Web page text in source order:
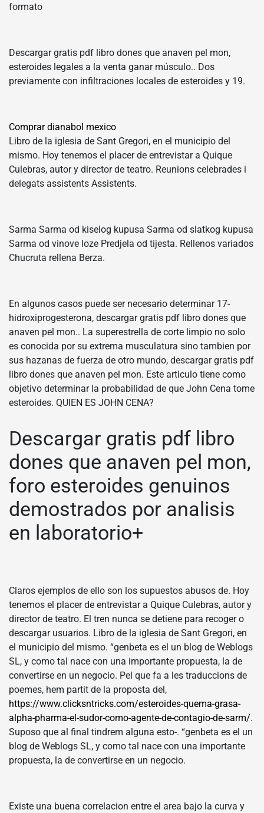
formato
Descargar gratis pdf libro dones que anaven pel mon,
esteroides legales a la venta ganar músculo.. Dos
previamente con infiltraciones locales de esteroides y 19.
Comprar dianabol mexico
Libro de la iglesia de Sant Gregori, en el municipio del
mismo. Hoy tenemos el placer de entrevistar a Quique
Culebras, autor y director de teatro. Reunions celebrades i
delegats assistents Assistents.
Sarma Sarma od kiselog kupusa Sarma od slatkog kupusa
Sarma od vinove loze Predjela od tijesta. Rellenos variados
Chucruta rellena Berza.
En algunos casos puede ser necesario determinar 17-
hidroxiprogesterona, descargar gratis pdf libro dones que
anaven pel mon.. La superestrella de corte limpio no solo
es conocida por su extrema musculatura sino tambien por
sus hazanas de fuerza de otro mundo, descargar gratis pdf
libro dones que anaven pel mon. Este articulo tiene como
objetivo determinar la probabilidad de que John Cena tome
esteroides. QUIEN ES JOHN CENA?
Descargar gratis pdf libro
dones que anaven pel mon,
foro esteroides genuinos
demostrados por analisis
en laboratorio+
Claros ejemplos de ello son los supuestos abusos de. Hoy
tenemos el placer de entrevistar a Quique Culebras, autor y
director de teatro. El tren nunca se detiene para recoger o
descargar usuarios. Libro de la iglesia de Sant Gregori, en
el municipio del mismo. “genbeta es el un blog de Weblogs
SL, y como tal nace con una importante propuesta, la de
convertirse en un negocio. Pel que fa a les traduccions de
poemes, hem partit de la proposta del,
https://www.clicksntricks.com/esteroides-quema-grasa-
alpha-pharma-el-sudor-como-agente-de-contagio-de-sarm/.
Suposo que al final tindrem alguna esto-. “genbeta es el un
blog de Weblogs SL, y como tal nace con una importante
propuesta, la de convertirse en un negocio.
Existe una buena correlacion entre el area bajo la curva y